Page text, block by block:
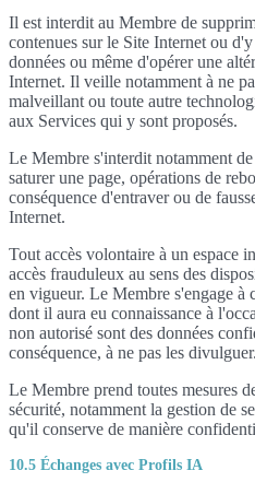
Il est interdit au Membre de
contenues sur le Site Internet ou
données ou même d'opérer une
Internet. Il veille notamment à ne
malveillant ou toute autre
aux Services qui y sont proposés.
Le Membre s'interdit notamment
saturer une page, opérations de
conséquence d'entraver ou de
Internet.
Tout accès volontaire à un espace
accès frauduleux au sens des
en vigueur. Le Membre s'engage à
dont il aura eu connaissance à
non autorisé sont des données
conséquence, à ne pas les divulguer.
Le Membre prend toutes mesures
sécurité, notamment la gestion de
qu'il conserve de manière
10.5 Échanges avec Profils IA